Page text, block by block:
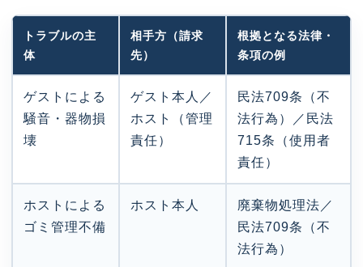
トラブルの主
体
相手方（請求
先）
根拠となる法律・
条項の例
ゲストによる
騒音・器物損
壊
ゲスト本人／
ホスト（管理
責任）
民法709条（不
法行為）／民法
715条（使用者
責任）
ホストによる
ゴミ管理不備
ホスト本人
廃棄物処理法／
民法709条（不
法行為）